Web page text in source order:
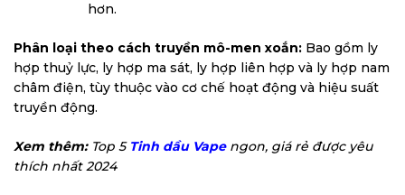
hơn.
Phân loại theo cách truyền mô-men xoắn: Bao gồm ly
hợp thuỷ lực, ly hợp ma sát, ly hợp liên hợp và ly hợp nam
châm điện, tùy thuộc vào cơ chế hoạt động và hiệu suất
truyền động.
Xem thêm: Top 5 Tinh dầu Vape ngon, giá rẻ được yêu
thích nhất 2024